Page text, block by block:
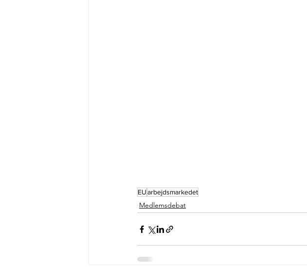
EUarbejdsmarkedet
Medlemsdebat